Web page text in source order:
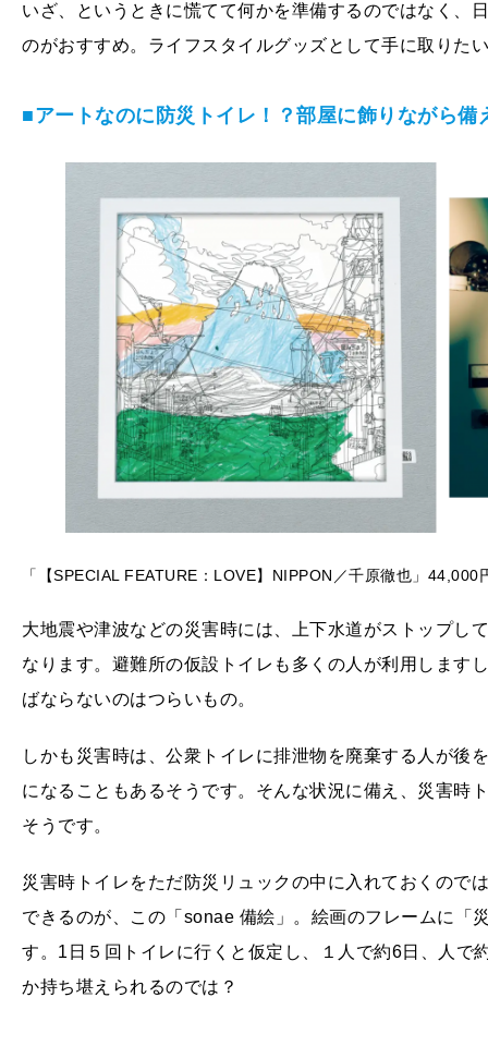
いざ、というときに慌てて何かを準備するのではなく、
のがおすすめ。ライフスタイルグッズとして手に取りた
■アートなのに防災トイレ！？部屋に飾りながら
「【SPECIAL FEATURE：LOVE】NIPPON／千原徹也」44,000
大地震や津波などの災害時には、上下水道がストップし
なります。避難所の仮設トイレも多くの人が利用します
ばならないのはつらいもの。
しかも災害時は、公衆トイレに排泄物を廃棄する人が後
になることもあるそうです。そんな状況に備え、災害時
そうです。
災害時トイレをただ防災リュックの中に入れておくので
できるのが、この「sonae 備絵」。絵画のフレームに「
す。1日５回トイレに行くと仮定し、１人で約6日、人で
か持ち堪えられるのでは？